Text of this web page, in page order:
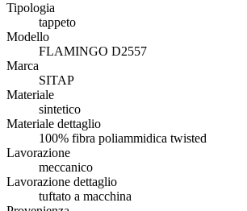
Tipologia
tappeto
Modello
FLAMINGO D2557
Marca
SITAP
Materiale
sintetico
Materiale dettaglio
100% fibra poliammidica twisted
Lavorazione
meccanico
Lavorazione dettaglio
tuftato a macchina